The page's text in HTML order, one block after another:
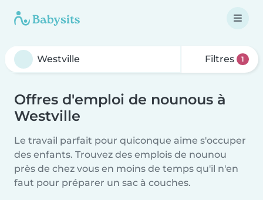
Filtres 1
Offres d'emploi de nounous à
Westville
Le travail parfait pour quiconque aime s'occuper
des enfants. Trouvez des emplois de nounou
près de chez vous en moins de temps qu'il n'en
faut pour préparer un sac à couches.